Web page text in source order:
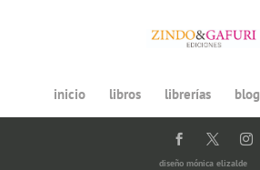
inicio libros librerías blog
diseño mónica elizalde